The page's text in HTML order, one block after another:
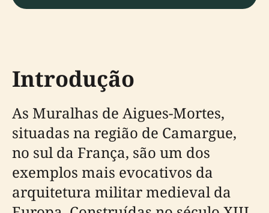
Introdução
As Muralhas de Aigues-Mortes,
situadas na região de Camargue,
no sul da França, são um dos
exemplos mais evocativos da
arquitetura militar medieval da